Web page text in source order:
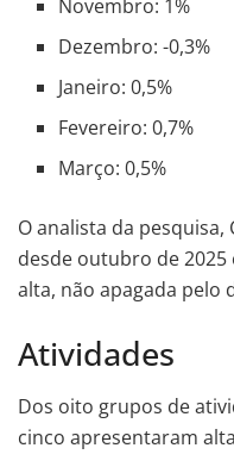
Novembro: 1%
Dezembro: -0,3%
Janeiro: 0,5%
Fevereiro: 0,7%
Março: 0,5%
O analista da
desde outubro de
alta, não apagada pelo
Atividades
Dos oito grupos de
cinco apresentaram